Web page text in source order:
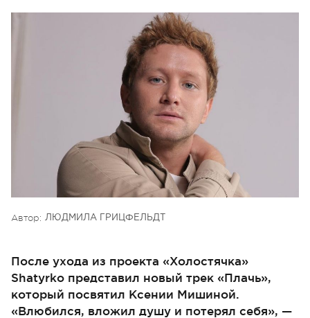
Автор: ЛЮДМИЛА ГРИЦФЕЛЬДТ
После ухода из проекта «Холостячка»
Shatyrko представил новый трек «Плачь»,
который посвятил Ксении Мишиной.
«Влюбился, вложил душу и потерял себя», —